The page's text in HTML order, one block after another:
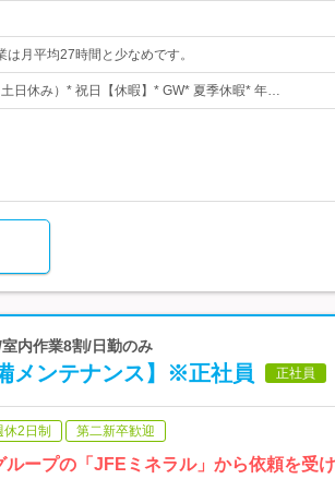
月平均27時間と少なめです。
日休み）* 祝日【休暇】* GW* 夏季休暇* 年…
内作業8割/日勤のみ
メンテナンス】※正社員 正社員
休2日制 第二新卒歓迎
ープの「JFEミネラル」から依頼を受